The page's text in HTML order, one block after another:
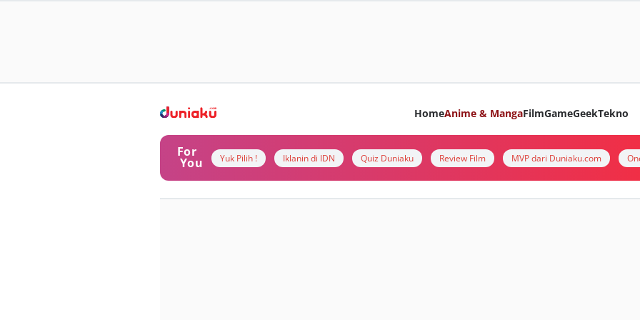
HomeAnime & MangaFilmGameGeekTekno
For
You Yuk Pilih ! Iklanin di IDN Quiz Duniaku Review Film MVP dari Duniaku.com